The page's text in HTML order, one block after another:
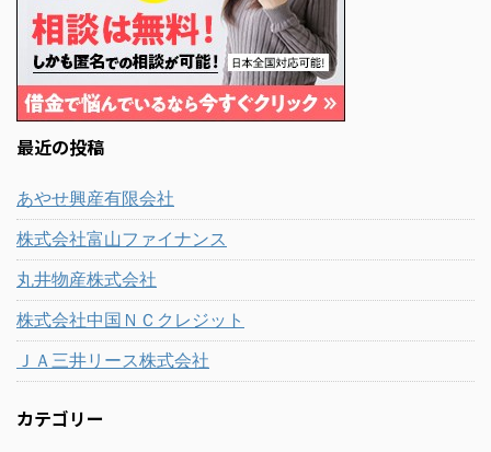
最近の投稿
あやせ興産有限会社
株式会社富山ファイナンス
丸井物産株式会社
株式会社中国ＮＣクレジット
ＪＡ三井リース株式会社
カテゴリー